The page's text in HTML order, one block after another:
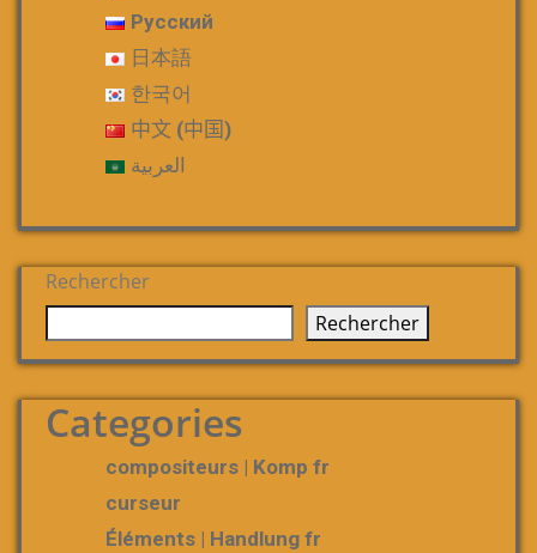
Русский
日本語
한국어
中文 (中国)
العربية
Rechercher
Rechercher
Categories
compositeurs | Komp fr
curseur
Éléments | Handlung fr